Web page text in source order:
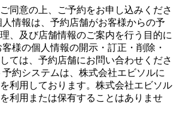
同意の上、ご予約をお申し込みくださ
情報は、予約店舗がお客様からの予
、及び店舗情報のご案内を行う目的に
様の個人情報の開示・訂正・削除・
ては、予約店舗にお問い合わせくださ
約システムは、株式会社エビソルに
利用しております。株式会社エビソル
利用または保有することはありませ